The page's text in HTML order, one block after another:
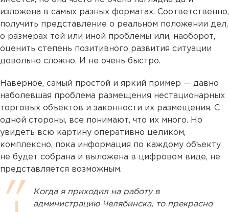
изложена в самых разных форматах. Соответственно,
получить представление о реальном положении дел,
о размерах той или иной проблемы или, наоборот,
оценить степень позитивного развития ситуации
довольно сложно. И не очень быстро.
Наверное, самый простой и яркий пример — давно
наболевшая проблема размещения нестационарных
торговых объектов и законности их размещения. С
одной стороны, все понимают, что их много. Но
увидеть всю картину оперативно целиком,
комплексно, пока информация по каждому объекту
не будет собрана и выложена в цифровом виде, не
представляется возможным.
Когда я приходил на работу в
администрацию Челябинска, то прекрасно